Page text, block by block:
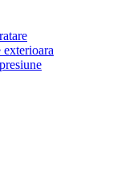
exterioara